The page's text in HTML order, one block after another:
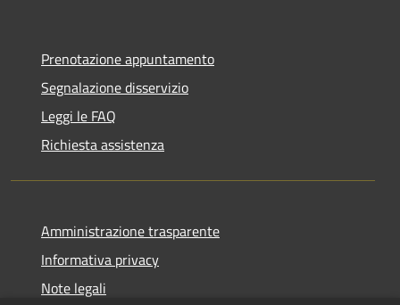
Prenotazione appuntamento
Segnalazione disservizio
Leggi le FAQ
Richiesta assistenza
Amministrazione trasparente
Informativa privacy
Note legali